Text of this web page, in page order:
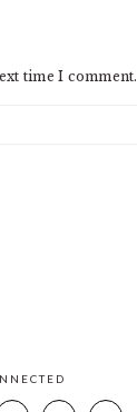
time I comment.